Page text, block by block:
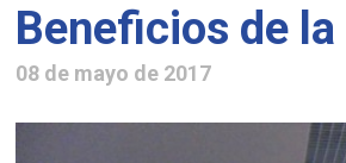
Beneficios de
08 de mayo de 2017